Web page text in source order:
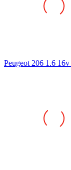
Peugeot 206 1.6